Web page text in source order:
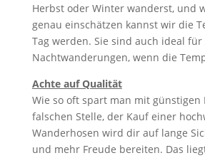
Herbst oder Winter wanderst, und
genau einschätzen kannst wir die
Tag werden. Sie sind auch ideal
Nachtwanderungen, wenn die
Achte auf Qualität
Wie so oft spart man mit günstigen
falschen Stelle, der Kauf einer
Wanderhosen wird dir auf lange
und mehr Freude bereiten. Das